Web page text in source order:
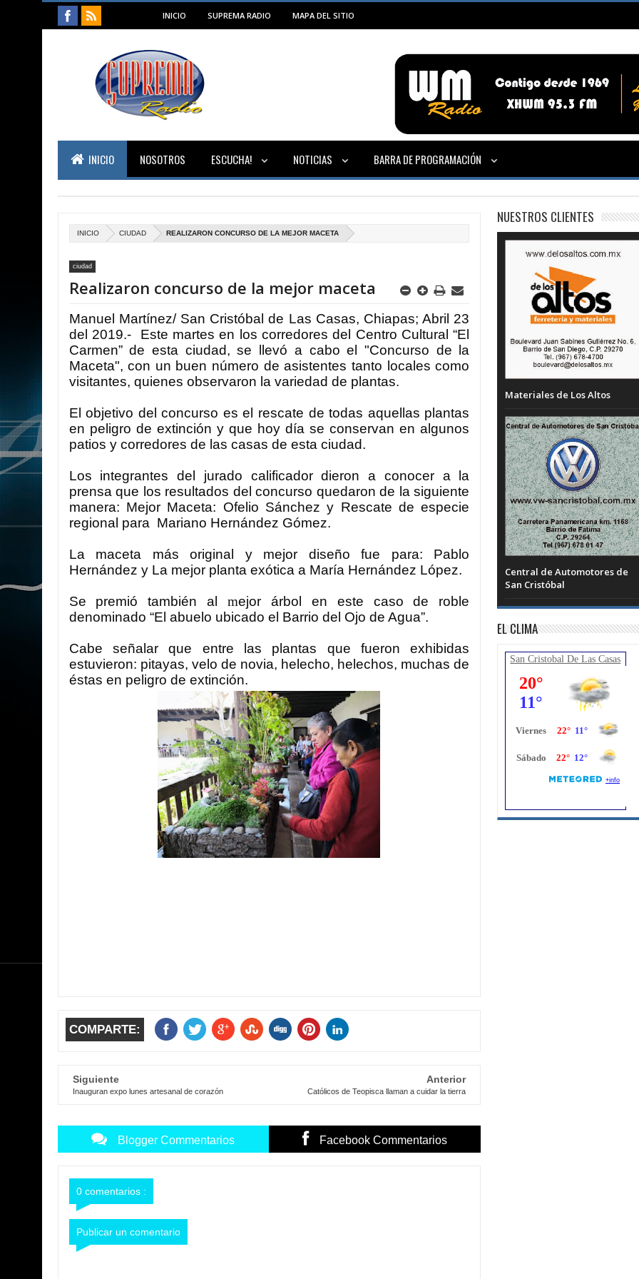
INICIO SUPREMA RADIO MAPA DEL SITIO
INICIO NOSOTROS ESCUCHA! NOTICIAS BARRA DE PROGRAMACIÓN
INICIO CIUDAD REALIZARON CONCURSO DE LA MEJOR MACETA
ciudad
Realizaron concurso de la mejor maceta
Manuel Martínez/ San Cristóbal de Las Casas, Chiapas; Abril 23
del 2019.-
Este martes en los corredores del Centro Cultural “El
Carmen” de esta ciudad, se llevó a cabo el "Concurso de la
Maceta", con un buen número de asistentes tanto locales como
visitantes, quienes observaron la variedad de plantas.
El objetivo del concurso es el rescate de todas aquellas plantas
en peligro de extinción y que hoy día se conservan en algunos
patios y corredores de las casas de esta ciudad.
Los integrantes del jurado calificador dieron a conocer a la
prensa que los resultados del concurso quedaron de la siguiente
manera: Mejor Maceta: Ofelio Sánchez y Rescate de especie
regional para Mariano Hernández Gómez.
La maceta más original y mejor diseño fue para: Pablo
Hernández y La mejor planta exótica a María Hernández López.
Se premió también almejor árbol en este caso de roble
denominado “El abuelo ubicado el Barrio del Ojo de Agua”.
Cabe señalar que entre las plantas que fueron exhibidas
estuvieron: pitayas, velo de novia, helecho, helechos, muchas de
éstas en peligro de extinción.
COMPARTE:
Siguiente
Inauguran expo lunes artesanal de corazón
Anterior
Católicos de Teopisca llaman a cuidar la tierra
Blogger Commentarios Facebook Commentarios
0 comentarios :
Publicar un comentario
NUESTROS CLIENTES
Materiales de Los Altos
Central de Automotores de
San Cristóbal
EL CLIMA
San Cristobal De Las Casas